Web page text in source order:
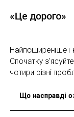
«Це дорого»
Найпоширеніше і
Спочатку
чотири різні
Що насправді